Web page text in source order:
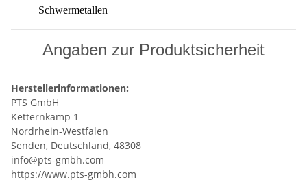
Schwermetallen
Angaben zur Produktsicherheit
Herstellerinformationen:
PTS GmbH
Ketternkamp 1
Nordrhein-Westfalen
Senden, Deutschland, 48308
info@pts-gmbh.com
https://www.pts-gmbh.com